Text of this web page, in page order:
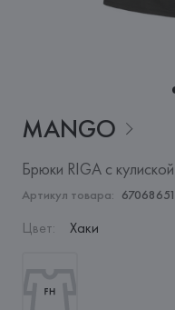
MANGO
Брюки RIGA с кулиской
Артикул товара: 67068651
Цвет: Хаки